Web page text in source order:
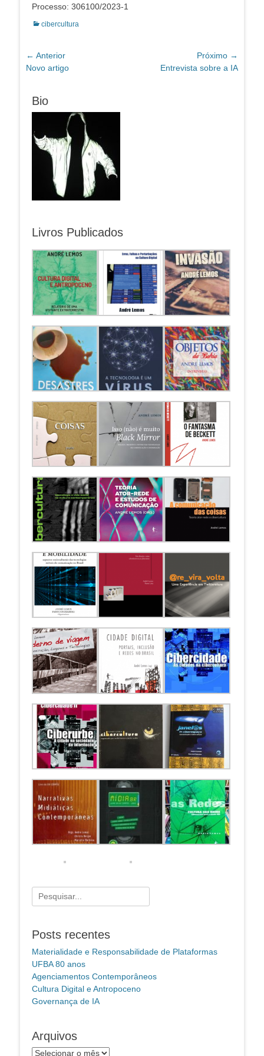
Processo: 306100/2023-1
Categorias:
cibercultura
Navegação
de
← Anterior
Post
Novo artigo
Próximo →
PróximoEntrevista sobre a IA
Bio
Livros Publicados
Pesquisar
por:
Posts recentes
Materialidade e Responsabilidade de Plataformas
UFBA 80 anos
Agenciamentos Contemporâneos
Cultura Digital e Antropoceno
Governança de IA
Arquivos
Arquivos